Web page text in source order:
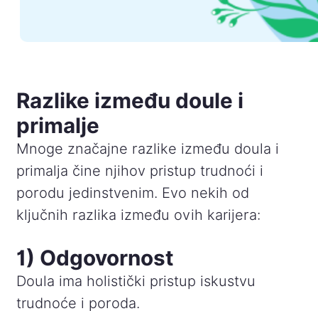
Razlike između doule i
primalje
Mnoge značajne razlike između doula i
primalja čine njihov pristup trudnoći i
porodu jedinstvenim. Evo nekih od
ključnih razlika između ovih karijera:
1) Odgovornost
Doula ima holistički pristup iskustvu
trudnoće i poroda.